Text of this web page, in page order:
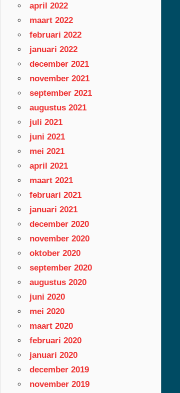
april 2022
maart 2022
februari 2022
januari 2022
december 2021
november 2021
september 2021
augustus 2021
juli 2021
juni 2021
mei 2021
april 2021
maart 2021
februari 2021
januari 2021
december 2020
november 2020
oktober 2020
september 2020
augustus 2020
juni 2020
mei 2020
maart 2020
februari 2020
januari 2020
december 2019
november 2019